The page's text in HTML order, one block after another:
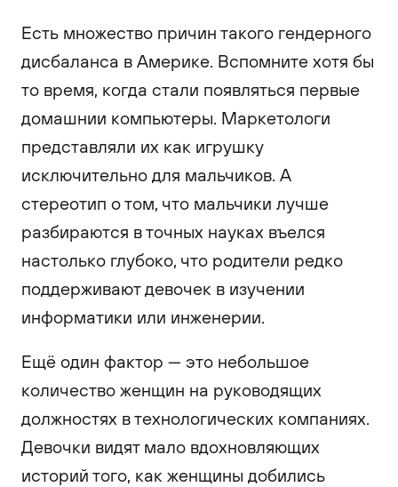
Есть множество причин такого гендерного
дисбаланса в Америке. Вспомните хотя бы
то время, когда стали появляться первые
домашнии компьютеры. Маркетологи
представляли их как игрушку
исключительно для мальчиков. А
стереотип о том, что мальчики лучше
разбираются в точных науках въелся
настолько глубоко, что родители редко
поддерживают девочек в изучении
информатики или инженерии.
Ещё один фактор — это небольшое
количество женщин на руководящих
должностях в технологических компаниях.
Девочки видят мало вдохновляющих
историй того, как женщины добились